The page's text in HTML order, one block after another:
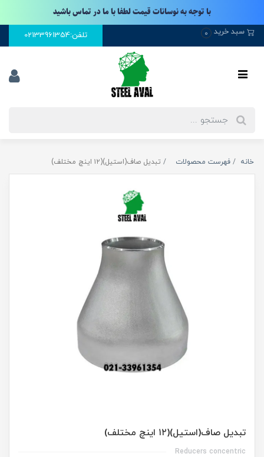
با توجه به نوسانات قیمت لطفا با ما در تماس باشید
سبد خرید 0 تلفن:02133961354
خانه فهرست محصولات تبدیل صاف(استیل)(۱۲ اینچ مختلف)
تبدیل صاف(استیل)(۱۲ اینچ مختلف)
Reducers concentric